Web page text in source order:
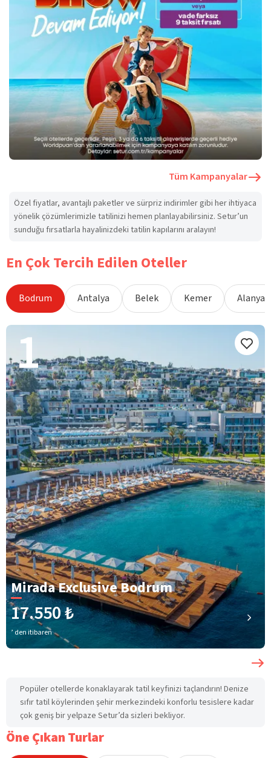
Tüm Kampanyalar
Özel fiyatlar, avantajlı paketler ve sürpriz indirimler gibi her ihtiyaca
yönelik çözümlerimizle tatilinizi hemen planlayabilirsiniz. Setur’un
sunduğu fırsatlarla hayalinizdeki tatilin kapılarını aralayın!
En Çok Tercih Edilen Oteller
Bodrum Antalya Belek Kemer Alanya
1
Mirada Exclusive Bodrum
17.550 ₺
’ den itibaren
Popüler otellerde konaklayarak tatil keyfinizi taçlandırın! Denize
sıfır tatil köylerinden şehir merkezindeki konforlu tesislere kadar
çok geniş bir yelpaze Setur’da sizleri bekliyor.
Öne Çıkan Turlar